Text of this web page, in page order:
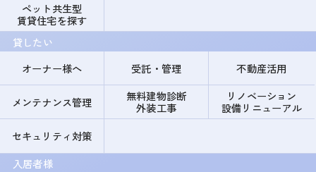
ペット共生型
賃貸住宅を探す
貸したい
オーナー様へ
受託・管理 不動産活用
メンテナンス管理
無料建物診断
外装工事
リノベーション
設備リニューアル
セキュリティ対策
入居者様